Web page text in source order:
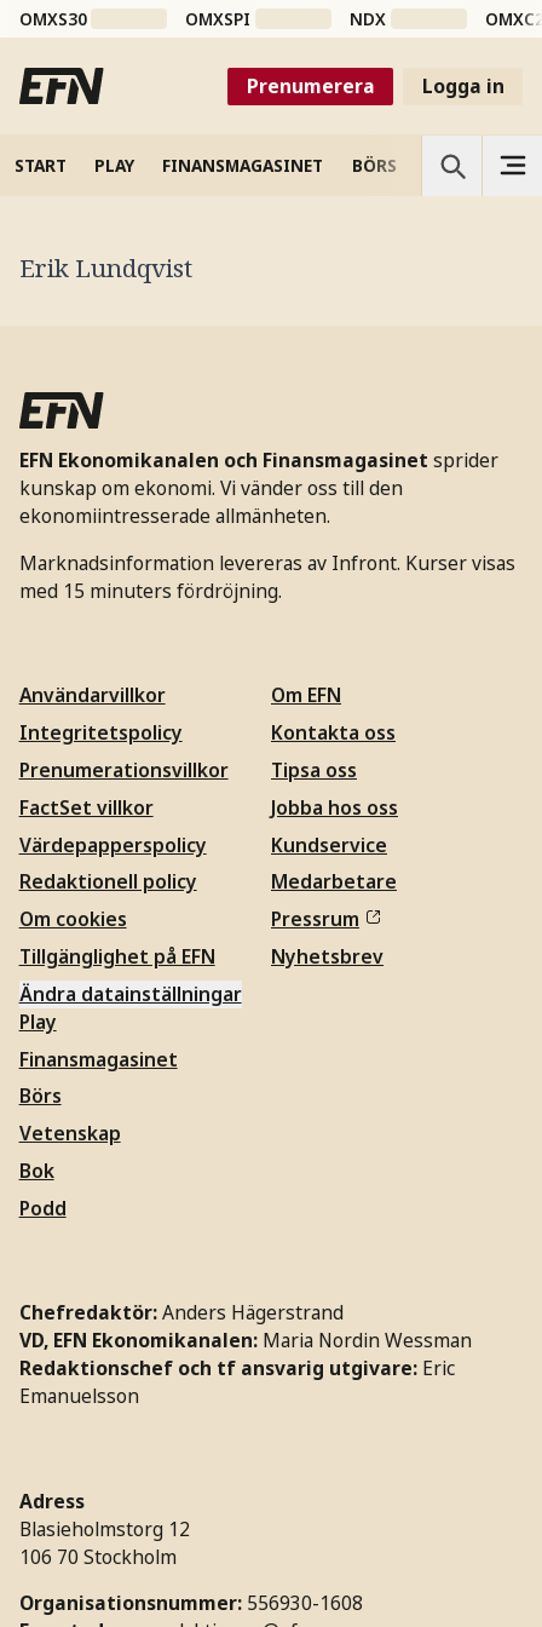
OMXS30 OMXSPI NDX
Prenumerera Logga in
START PLAY FINANSMAGASINET BÖRS VETENSKAP
Erik Lundqvist
EFN Ekonomikanalen och Finansmagasinet sprider
kunskap om ekonomi. Vi vänder oss till den
ekonomiintresserade allmänheten.
Marknadsinformation levereras av Infront. Kurser visas
med 15 minuters fördröjning.
Användarvillkor
Integritetspolicy
Prenumerationsvillkor
FactSet villkor
Värdepapperspolicy
Redaktionell policy
Om cookies
Tillgänglighet på EFN
Ändra datainställningar
Om EFN
Kontakta oss
Tipsa oss
Jobba hos oss
Kundservice
Medarbetare
Pressrum
Nyhetsbrev
Play
Finansmagasinet
Börs
Vetenskap
Bok
Podd
Chefredaktör:Anders Hägerstrand
VD, EFN Ekonomikanalen: Maria Nordin Wessman
Redaktionschef och tf ansvarig utgivare: Eric
Emanuelsson
Adress
Blasieholmstorg 12
106 70 Stockholm
Organisationsnummer: 556930-1608